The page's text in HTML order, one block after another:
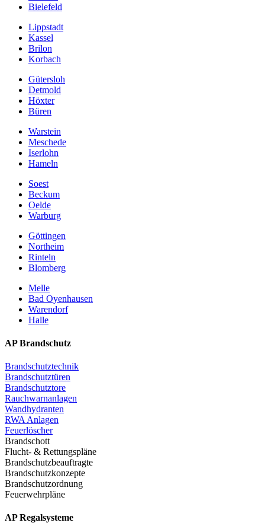
Bielefeld
Lippstadt
Kassel
Brilon
Korbach
Gütersloh
Detmold
Höxter
Büren
Warstein
Meschede
Iserlohn
Hameln
Soest
Beckum
Oelde
Warburg
Göttingen
Northeim
Rinteln
Blomberg
Melle
Bad Oyenhausen
Warendorf
Halle
AP Brandschutz
Brandschutztechnik
Brandschutztüren
Brandschutztore
Rauchwarnanlagen
Wandhydranten
RWA Anlagen
Feuerlöscher
Brandschott
Flucht- & Rettungspläne
Brandschutzbeauftragte
Brandschutzkonzepte
Brandschutzordnung
Feuerwehrpläne
AP Regalsysteme